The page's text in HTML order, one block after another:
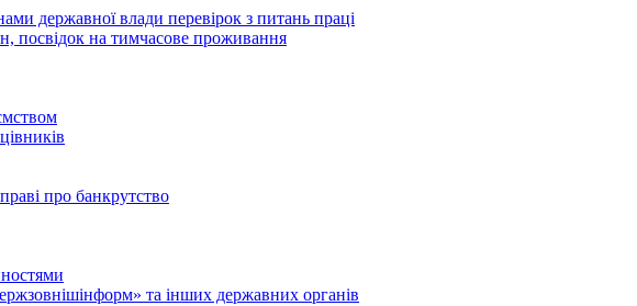
державної влади перевірок з питань праці
посвідок на тимчасове проживання
про банкрутство
та інших державних органів